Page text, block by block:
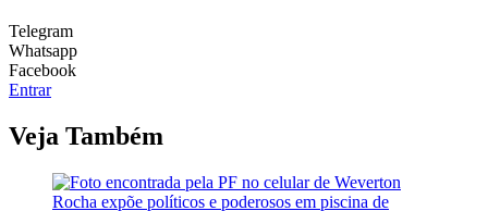
Telegram
Whatsapp
Facebook
Entrar
Veja Também